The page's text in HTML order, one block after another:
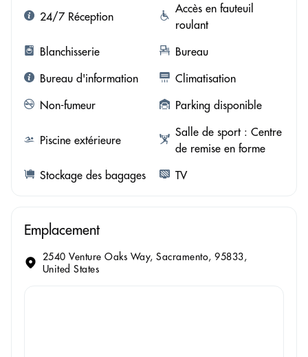
24/7 Réception
Accès en fauteuil
roulant
Blanchisserie
Bureau
Bureau d'information
Climatisation
Non-fumeur
Parking disponible
Piscine extérieure
Salle de sport : Centre
de remise en forme
Stockage des bagages
TV
Emplacement
2540 Venture Oaks Way, Sacramento, 95833,
United States